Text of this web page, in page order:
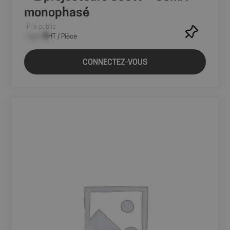
monophasé
Prix public
HT / Pièce
CONNECTEZ-VOUS